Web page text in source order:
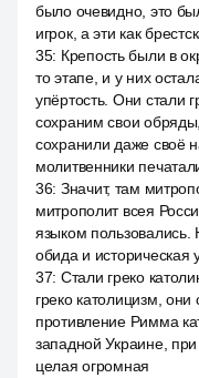
было очевидно, это
игрок, а эти как
35: Крепость были в
то этапе, и у них
упёртость. Они стали
сохраним свои
сохранили даже своё
молитвенники
36: Значит, там
митрополит всея
языком пользовались.
обида и историческая
37: Стали греко
греко католицизм,
противление Римма
западной Украине,
целая огромная